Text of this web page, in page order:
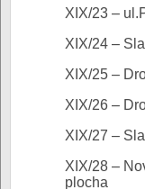
XIX/23 –
XIX/24 –
XIX/25 –
XIX/26 –
XIX/27 –
XIX/28 –
plocha